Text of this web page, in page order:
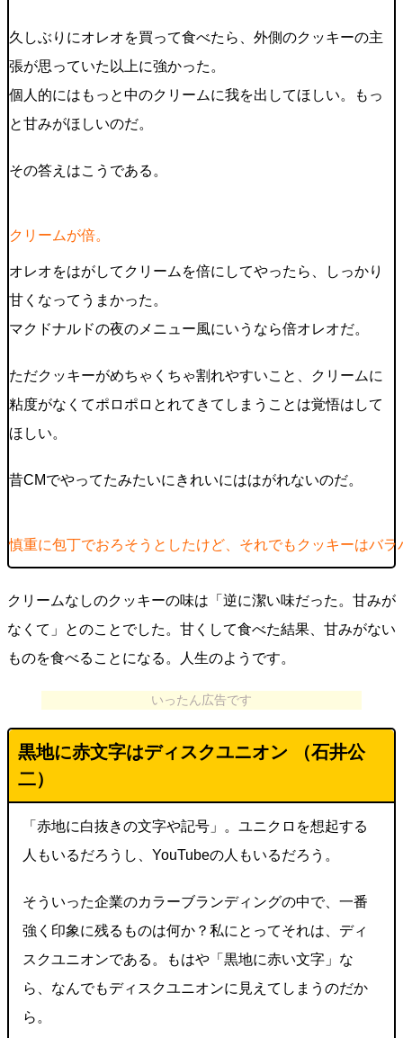
久しぶりにオレオを買って食べたら、外側のクッキーの主
張が思っていた以上に強かった。
個人的にはもっと中のクリームに我を出してほしい。もっ
と甘みがほしいのだ。
その答えはこうである。
クリームが倍。
オレオをはがしてクリームを倍にしてやったら、しっかり
甘くなってうまかった。
マクドナルドの夜のメニュー風にいうなら倍オレオだ。
ただクッキーがめちゃくちゃ割れやすいこと、クリームに
粘度がなくてポロポロとれてきてしまうことは覚悟はして
ほしい。
昔CMでやってたみたいにきれいにははがれないのだ。
慎重に包丁でおろそうとしたけど、それでもクッキーはバラ
クリームなしのクッキーの味は「逆に潔い味だった。甘みが
なくて」とのことでした。甘くして食べた結果、甘みがない
ものを食べることになる。人生のようです。
いったん広告です
黒地に赤文字はディスクユニオン （石井公
二）
「赤地に白抜きの文字や記号」。ユニクロを想起する
人もいるだろうし、YouTubeの人もいるだろう。
そういった企業のカラーブランディングの中で、一番
強く印象に残るものは何か？私にとってそれは、ディ
スクユニオンである。もはや「黒地に赤い文字」な
ら、なんでもディスクユニオンに見えてしまうのだか
ら。